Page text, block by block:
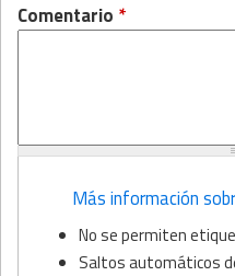
Comentario *
Más información
No se permiten
Saltos automáticos